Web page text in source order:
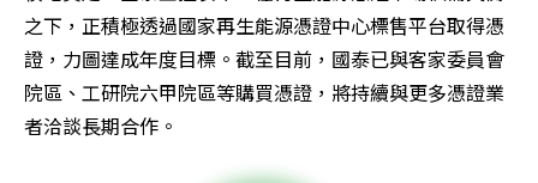
之下，正積極透過國家再生能源憑證中心標售平台取得憑
證，力圖達成年度目標。截至目前，國泰已與客家委員會
院區、工研院六甲院區等購買憑證，將持續與更多憑證業
者洽談長期合作。